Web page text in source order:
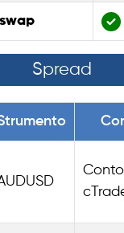
Spread
Conto